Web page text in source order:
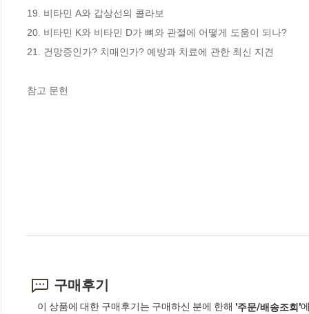
19. 비타민 A와 갑상선의 콜라보
20. 비타민 K와 비타민 D가 뼈와 관절에 어떻게 도움이 되나?
21. 건망증인가? 치매인가? 예방과 치료에 관한 최신 지견
참고 문헌
구매후기
이 상품에 대한 구매후기는 구매하신 분에 한해 '주문/배송조회'